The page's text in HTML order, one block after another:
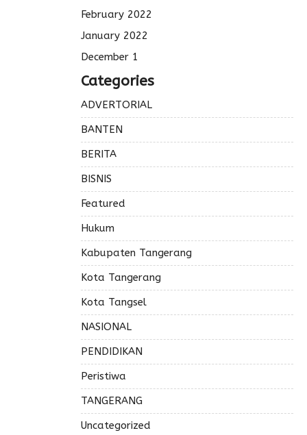
February 2022
January 2022
December 1
Categories
ADVERTORIAL
BANTEN
BERITA
BISNIS
Featured
Hukum
Kabupaten Tangerang
Kota Tangerang
Kota Tangsel
NASIONAL
PENDIDIKAN
Peristiwa
TANGERANG
Uncategorized